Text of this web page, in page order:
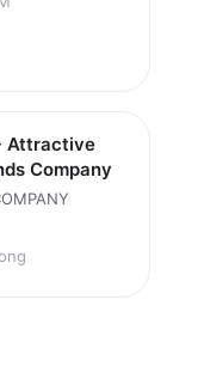
Attractive
Company